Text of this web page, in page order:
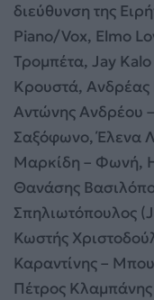
διεύθυνση της
Piano/Vox, Elmo
Τρομπέτα, Jay
Κρουστά, Ανδρέας
Αντώνης Ανδρέου
Σαξόφωνο, Έλενα
Μαρκίδη – Φωνή,
Θανάσης
Σπηλιωτόπουλος
Κωστής
Καραντίνης –
Πέτρος